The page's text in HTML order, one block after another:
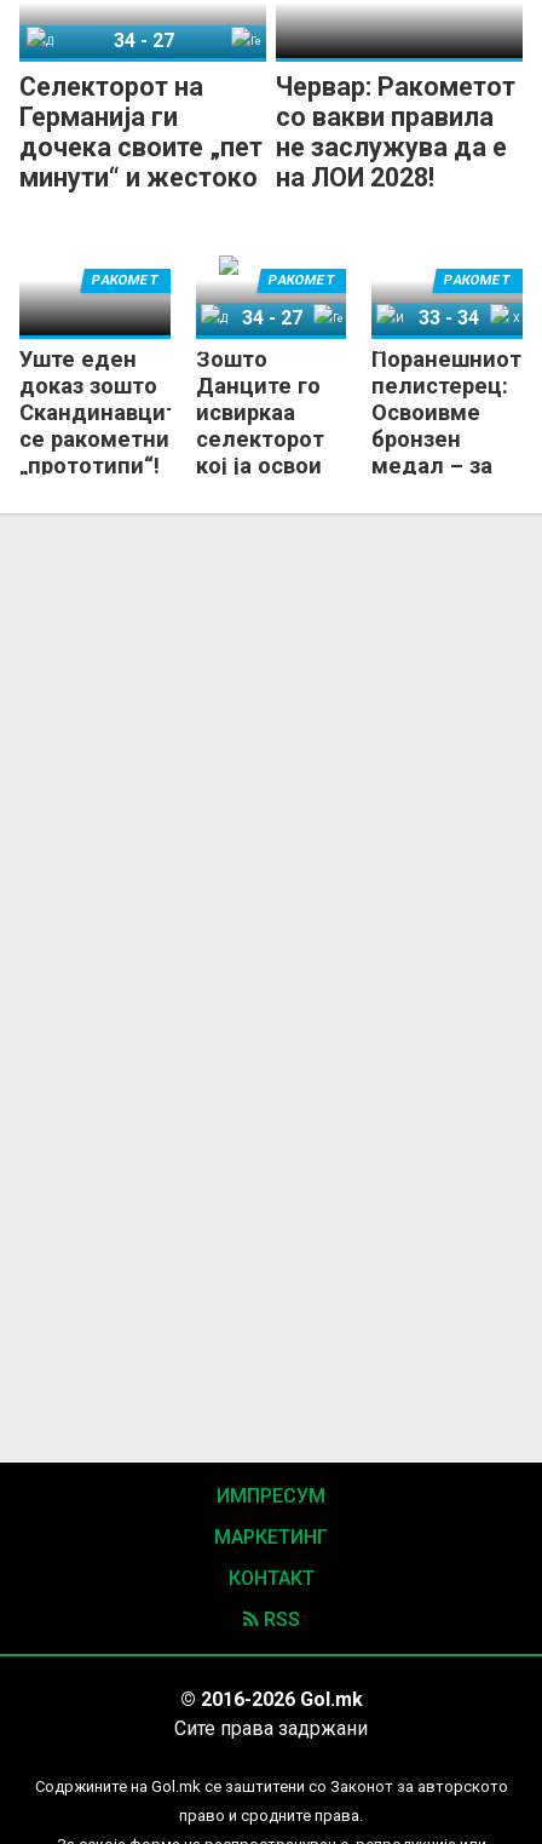
Селекторот на
Германија ги
дочека своите „пет
минути“ и жестоко
34-27
Червар: Ракометот
со вакви правила
не заслужува да е
на ЛОИ 2028!
Уште еден
доказ зошто
Скандинавците
се ракометни
„прототипи“!
РАКОМЕТ
Зошто
Данците го
исвиркаа
селекторот
кој ја освои
титула?
РАКОМЕТ
Данска
34- 27
Поранешниот
пелистерец:
Освоивме
бронзен
медал – за
РАКОМЕТ
Исланд
33- 34
Хрватска
ИМПРЕСУМ
МАРКЕТИНГ
КОНТАКТ
RSS
© 2016-2026 Gol.mk
Сите права задржани
Содржините на Gol.mk се заштитени со Законот за авторското
право и сродните права.